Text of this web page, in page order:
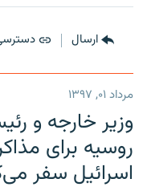
ارسال
مرداد ۰۱, ۱۳۹۷
وزیر خارجه و
روسیه برای
اسرائیل سفر